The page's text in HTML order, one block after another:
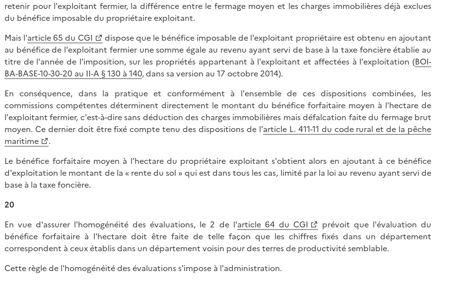
retenir pour l'exploitant fermier, la différence entre le fermage moyen et les charges immobilières déjà exclues
du bénéfice imposable du propriétaire exploitant.
Mais l'article 65 du CGI
dispose que le bénéfice imposable de l'exploitant propriétaire est obtenu en ajoutant
au bénéfice de l'exploitant fermier une somme égale au revenu ayant servi de base à la taxe foncière établie au
titre de l'année de l'imposition, sur les propriétés appartenant à l'exploitant et affectées à l'exploitation (BOI-
BA-BASE-10-30-20 au II-A § 130 à 140, dans sa version au 17 octobre 2014).
En conséquence, dans la pratique et conformément à l'ensemble de ces dispositions combinées, les
commissions compétentes déterminent directement le montant du bénéfice forfaitaire moyen à l'hectare de
l'exploitant fermier, c'est-à-dire sans déduction des charges immobilières mais défalcation faite du fermage brut
moyen. Ce dernier doit être fixé compte tenu des dispositions de l'article L. 411-11 du code rural et de la pêche
maritime
.
Le bénéfice forfaitaire moyen à l'hectare du propriétaire exploitant s'obtient alors en ajoutant à ce bénéfice
d'exploitation le montant de la « rente du sol » qui est dans tous les cas, limité par la loi au revenu ayant servi de
base à la taxe foncière.
20
En vue d'assurer l'homogénéité des évaluations, le 2 de l'article 64 du CGI
prévoit que l'évaluation du
bénéfice forfaitaire à l'hectare doit être faite de telle façon que les chiffres fixés dans un département
correspondent à ceux établis dans un département voisin pour des terres de productivité semblable.
Cette règle de l'homogénéité des évaluations s'impose à l'administration.